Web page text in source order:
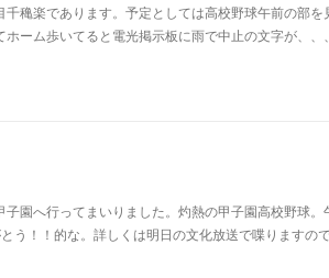
穐楽であります。予定としては高校野球午前の部を
ーム歩いてると電光掲示板に雨で中止の文字が、、
園へ行ってまいりました。灼熱の甲子園高校野球。
う！！的な。詳しくは明日の文化放送で喋りますの